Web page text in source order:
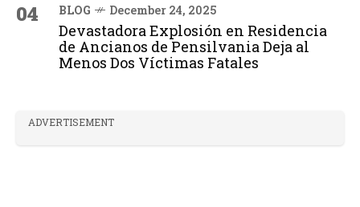
04 BLOG December 24, 2025
Devastadora Explosión en Residencia
de Ancianos de Pensilvania Deja al
Menos Dos Víctimas Fatales
ADVERTISEMENT